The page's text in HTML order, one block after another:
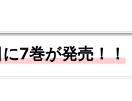
7巻が発売！！